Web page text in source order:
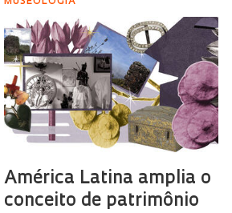
MUSEOLOGIA
América Latina amplia o
conceito de patrimônio